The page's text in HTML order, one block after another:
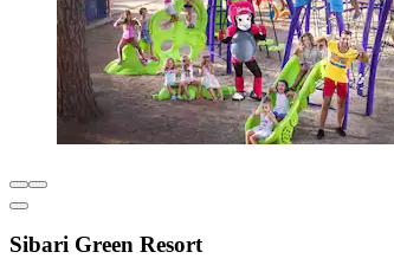
Sibari Green Resort